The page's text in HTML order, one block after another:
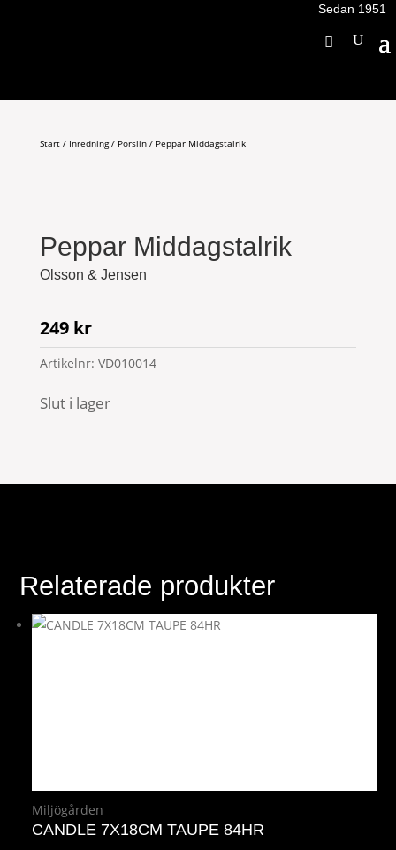
Sedan 1951
Start/ Inredning/ Porslin/ Peppar Middagstalrik
Peppar Middagstalrik
Olsson & Jensen
249 kr
Artikelnr: VD010014
Slut i lager
Relaterade produkter
Miljögården
CANDLE 7X18CM TAUPE 84HR